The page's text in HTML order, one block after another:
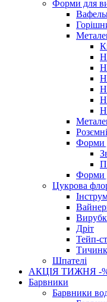
Форми для
Форми
Форми
Цукрова
Дріт
Тейп-
Шпателі
АКЦІЯ ТИЖНЯ -
Барвники
Барвники